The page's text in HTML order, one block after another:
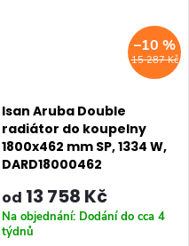
15 287 Kč
–10 %
Isan Aruba Double
radiátor do koupelny
1800x462 mm SP, 1334 W,
DARD18000462
od 13 758 Kč
Na objednání: Dodání do cca 4
týdnů